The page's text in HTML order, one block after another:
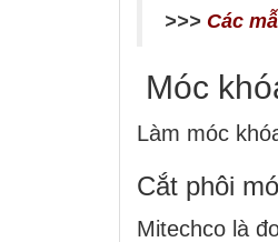
>>> Các
Móc
Làm móc
Cắt phôi
Mitechco là